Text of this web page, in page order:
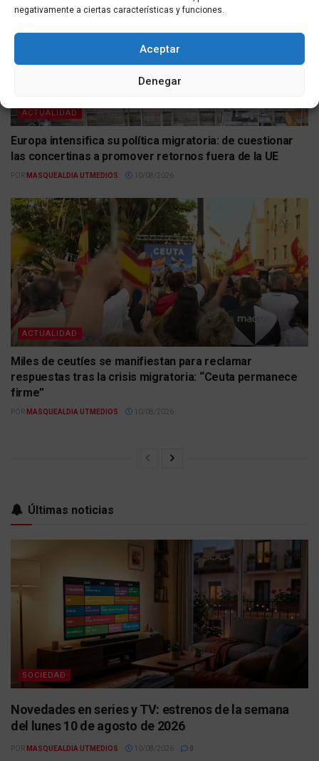
negativamente a ciertas características y funciones.
Aceptar
Denegar
ACTUALIDAD
Europa intensifica su política migratoria: de cuestionar
las concertinas a promover retornos fuera de la UE
POR MASQUEALDIA UTMEDIOS 10/08/2026
ACTUALIDAD
Miles de ceutíes se manifiestan para reclamar
respuestas tras la crisis migratoria: “Ceuta permanece
firme”
POR MASQUEALDIA UTMEDIOS 10/08/2026
Últimas noticias
SOCIEDAD
Novedades en series y TV: estrenos de la semana
del lunes 10 de agosto de 2026
POR MASQUEALDIA UTMEDIOS 10/08/2026